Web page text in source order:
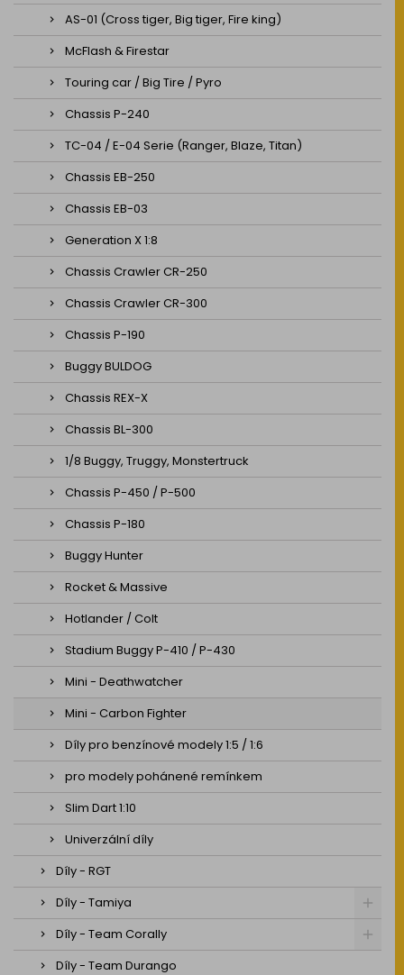
AS-01 (Cross tiger, Big tiger, Fire king)
McFlash & Firestar
Touring car / Big Tire / Pyro
Chassis P-240
TC-04 / E-04 Serie (Ranger, Blaze, Titan)
Chassis EB-250
Chassis EB-03
Generation X 1:8
Chassis Crawler CR-250
Chassis Crawler CR-300
Chassis P-190
Buggy BULDOG
Chassis REX-X
Chassis BL-300
1/8 Buggy, Truggy, Monstertruck
Chassis P-450 / P-500
Chassis P-180
Buggy Hunter
Rocket & Massive
Hotlander / Colt
Stadium Buggy P-410 / P-430
Mini - Deathwatcher
Mini - Carbon Fighter
Díly pro benzínové modely 1:5 / 1:6
pro modely pohánené remínkem
Slim Dart 1:10
Univerzální díly
Díly - RGT
Díly - Tamiya
Díly - Team Corally
Díly - Team Durango